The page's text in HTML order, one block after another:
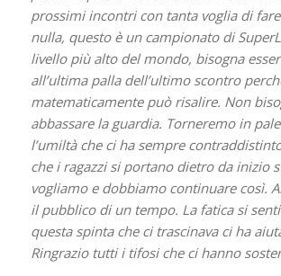
prossimi incontri con tanta voglia di
nulla, questo è un campionato di
livello più alto del mondo, bisogna
all’ultima palla dell’ultimo scontro
matematicamente può risalire. Non
abbassare la guardia. Torneremo in
l’umiltà che ci ha sempre
che i ragazzi si portano dietro da inizio
vogliamo e dobbiamo continuare così.
il pubblico di un tempo. La fatica si
questa spinta che ci trascinava ci ha
Ringrazio tutti i tifosi che ci hanno